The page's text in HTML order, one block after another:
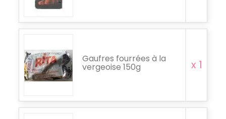
Gaufres fourrées à la
vergeoise 150g x 1